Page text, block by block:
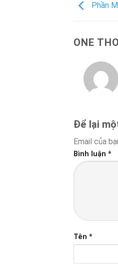
Phần
ONE
Để lại
Email của
Bình luận *
Tên *